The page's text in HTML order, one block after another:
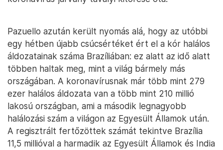
Pazuello azután került nyomás alá, hogy az utóbbi
egy hétben újabb csúcsértéket ért el a kór halálos
áldozatainak száma Brazíliában: ez alatt az idő alatt
többen haltak meg, mint a világ bármely más
országában. A koronavírusnak már több mint 279
ezer halálos áldozata van a több mint 210 millió
lakosú országban, ami a második legnagyobb
halálozási szám a világon az Egyesült Államok után.
A regisztrált fertőzöttek számát tekintve Brazília
11,5 millióval a harmadik az Egyesült Államok és India